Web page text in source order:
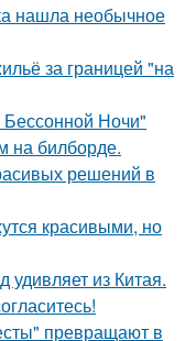
нашла необычное
за границей "на
Ночи"
на билборде.
решений в
красивыми, но
из Китая.
превращают в